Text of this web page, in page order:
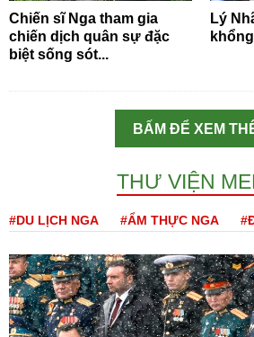
Chiến sĩ Nga tham gia
chiến dịch quân sự đặc
biệt sống sót...
Lý
BẤM ĐỂ XEM
THƯ VIỆN
#DU LỊCH NGA #ẨM THỰC NGA